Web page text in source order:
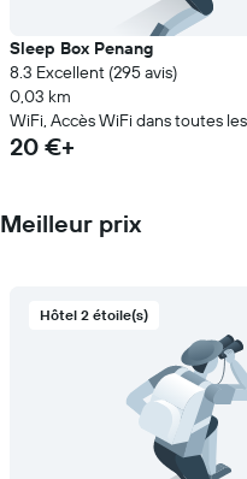
Sleep Box Penang
8.3 Excellent (295 avis)
0,03 km
WiFi, Accès WiFi dans toutes
20 €+
Meilleur prix
Hôtel 2 étoile(s)